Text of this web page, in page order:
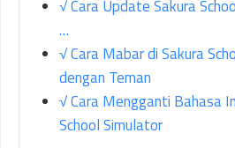
√ Cara Update Sakura
…
√ Cara Mabar di Sakura
dengan Teman
√ Cara Mengganti Bahasa
School Simulator